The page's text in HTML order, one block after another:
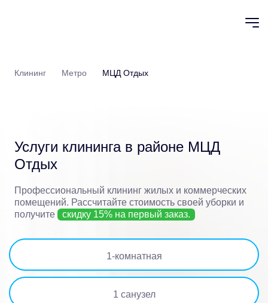
Клининг Метро МЦД Отдых
Услуги клининга в районе МЦД
Отдых
Профессиональный клининг жилых и коммерческих
помещений. Рассчитайте стоимость своей уборки и
получите
скидку 15% на первый заказ.
1-комнатная
1 санузел